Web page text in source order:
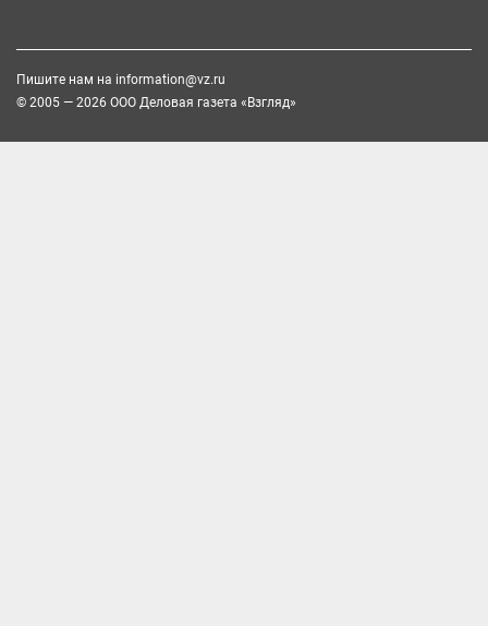
Пишите нам на information@vz.ru
© 2005 — 2026 ООО Деловая газета «Взгляд»